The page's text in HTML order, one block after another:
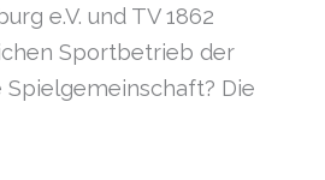
e.V. und TV 1862
Sportbetrieb der
Spielgemeinschaft? Die